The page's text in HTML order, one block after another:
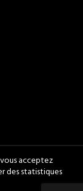
acceptez
des statistiques